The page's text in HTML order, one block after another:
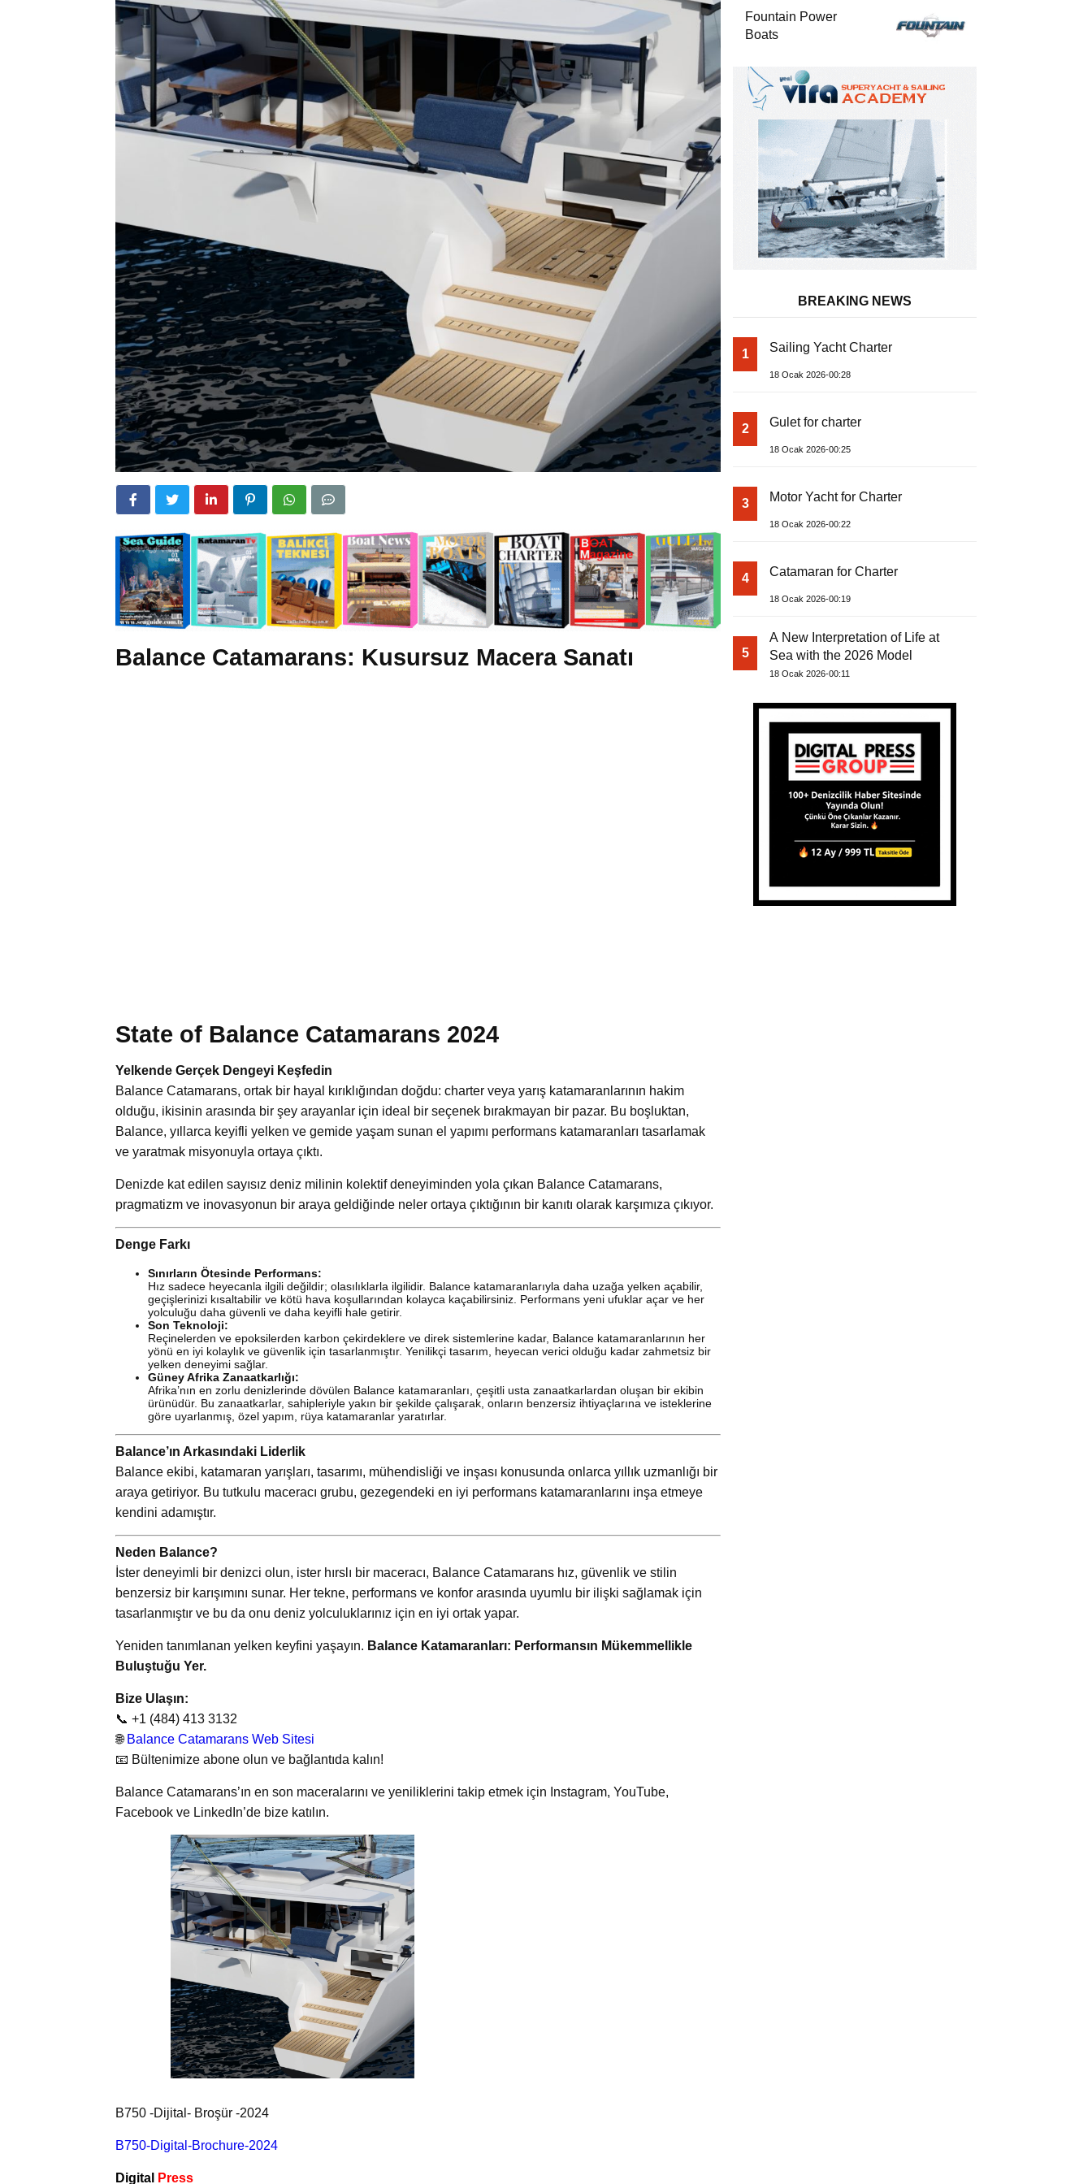
Balance Catamarans: Kusursuz Macera Sanatı
State of Balance Catamarans 2024
Yelkende Gerçek Dengeyi Keşfedin
Balance Catamarans, ortak bir hayal kırıklığından doğdu: charter veya yarış katamaranlarının hakim
olduğu, ikisinin arasında bir şey arayanlar için ideal bir seçenek bırakmayan bir pazar. Bu boşluktan,
Balance, yıllarca keyifli yelken ve gemide yaşam sunan el yapımı performans katamaranları tasarlamak
ve yaratmak misyonuyla ortaya çıktı.
Denizde kat edilen sayısız deniz milinin kolektif deneyiminden yola çıkan Balance Catamarans,
pragmatizm ve inovasyonun bir araya geldiğinde neler ortaya çıktığının bir kanıtı olarak karşımıza çıkıyor.
Denge Farkı
Sınırların Ötesinde Performans:
Hız sadece heyecanla ilgili değildir; olasılıklarla ilgilidir. Balance katamaranlarıyla daha uzağa yelken açabilir,
geçişlerinizi kısaltabilir ve kötü hava koşullarından kolayca kaçabilirsiniz. Performans yeni ufuklar açar ve her
yolculuğu daha güvenli ve daha keyifli hale getirir.
Son Teknoloji:
Reçinelerden ve epoksilerden karbon çekirdeklere ve direk sistemlerine kadar, Balance katamaranlarının her
yönü en iyi kolaylık ve güvenlik için tasarlanmıştır. Yenilikçi tasarım, heyecan verici olduğu kadar zahmetsiz bir
yelken deneyimi sağlar.
Güney Afrika Zanaatkarlığı:
Afrika’nın en zorlu denizlerinde dövülen Balance katamaranları, çeşitli usta zanaatkarlardan oluşan bir ekibin
ürünüdür. Bu zanaatkarlar, sahipleriyle yakın bir şekilde çalışarak, onların benzersiz ihtiyaçlarına ve isteklerine
göre uyarlanmış, özel yapım, rüya katamaranlar yaratırlar.
Balance’ın Arkasındaki Liderlik
Balance ekibi, katamaran yarışları, tasarımı, mühendisliği ve inşası konusunda onlarca yıllık uzmanlığı bir
araya getiriyor. Bu tutkulu maceracı grubu, gezegendeki en iyi performans katamaranlarını inşa etmeye
kendini adamıştır.
Neden Balance?
İster deneyimli bir denizci olun, ister hırslı bir maceracı, Balance Catamarans hız, güvenlik ve stilin
benzersiz bir karışımını sunar. Her tekne, performans ve konfor arasında uyumlu bir ilişki sağlamak için
tasarlanmıştır ve bu da onu deniz yolculuklarınız için en iyi ortak yapar.
Yeniden tanımlanan yelken keyfini yaşayın. Balance Katamaranları: Performansın Mükemmellikle
Buluştuğu Yer.
Bize Ulaşın:
📞 +1 (484) 413 3132
🌐 Balance Catamarans Web Sitesi
📧 Bültenimize abone olun ve bağlantıda kalın!
Balance Catamarans’ın en son maceralarını ve yeniliklerini takip etmek için Instagram, YouTube,
Facebook ve LinkedIn’de bize katılın.
B750 -Dijital- Broşür -2024
B750-Digital-Brochure-2024
Digital Press
Fountain Power
Boats
BREAKING NEWS
1 Sailing Yacht Charter
18 Ocak 2026-00:28
2 Gulet for charter
18 Ocak 2026-00:25
3 Motor Yacht for Charter
18 Ocak 2026-00:22
4 Catamaran for Charter
18 Ocak 2026-00:19
5
A New Interpretation of Life at
Sea with the 2026 Model
18 Ocak 2026-00:11